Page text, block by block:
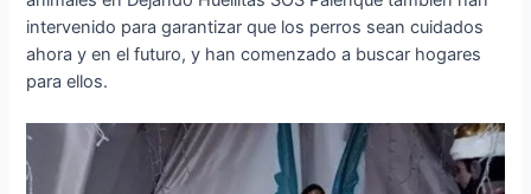
intervenido para garantizar que los perros sean cuidados
ahora y en el futuro, y han comenzado a buscar hogares
para ellos.